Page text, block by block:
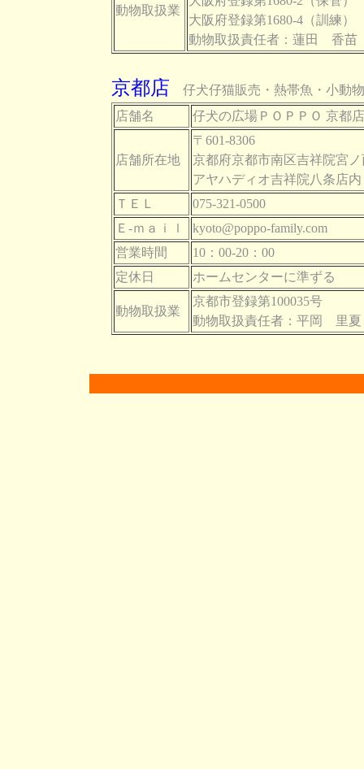
動物取扱業
大阪府登録第1680-4（訓練）
動物取扱責任者：蓮田 香苗
京都店 仔犬仔猫販売・熱帯魚・小動
店舗名
仔犬の広場ＰＯＰＰＯ 京都店
店舗所在地
〒601-8306
京都府京都市南区吉祥院宮ノ
アヤハディオ吉祥院八条店内
ＴＥＬ
075-321-0500
Ｅ-ｍａｉｌ
kyoto@poppo-family.com
営業時間
10：00-20：00
定休日
ホームセンターに準ずる
動物取扱業
京都市登録第100035号
動物取扱責任者：平岡 里夏